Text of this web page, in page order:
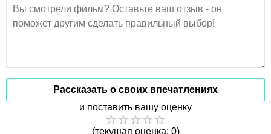
Рассказать о своих впечатлениях
и поставить вашу оценку
(текущая оценка: 0)